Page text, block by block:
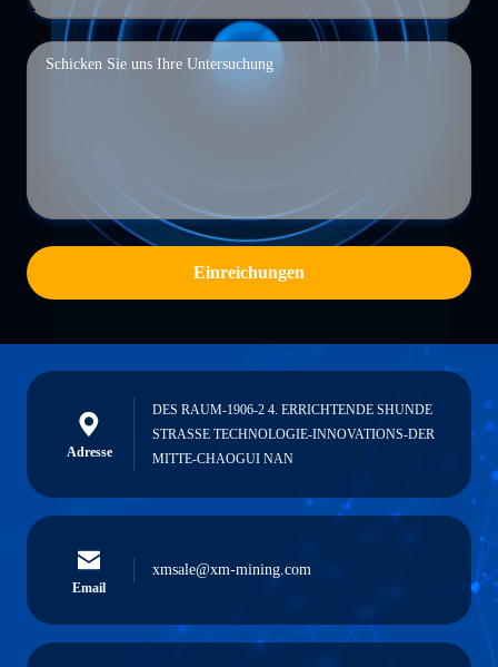
Einreichungen
Adresse
DES RAUM-1906-2 4. ERRICHTENDE SHUNDE
STRASSE TECHNOLOGIE-INNOVATIONS-DER
MITTE-CHAOGUI NAN
Email
xmsale@xm-mining.com